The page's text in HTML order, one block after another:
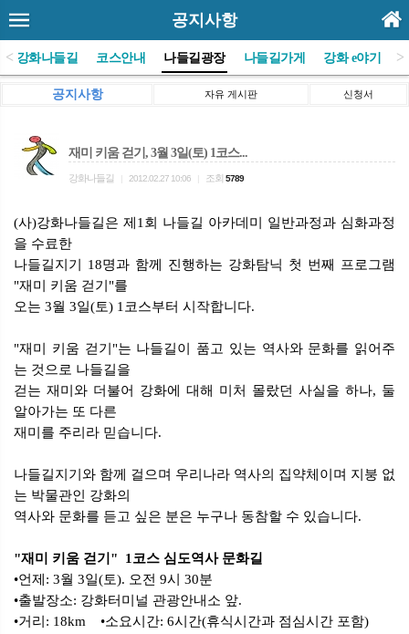
공지사항
<)강화나들길 코스안내 나들길광장 나들길가게 강화 e야기 >
공지사항 자유 게시판 신청서
재미 키움 걷기, 3월 3일(토) 1코스...
강화나들길 2012.02.27 10:06 조회 5789
(사)강화나들길은 제1회 나들길 아카데미 일반과정과 심화과정
을 수료한
나들길지기 18명과 함께 진행하는 강화탐닉 첫 번째 프로그램
"재미 키움 걷기"를
오는 3월 3일(토) 1코스부터 시작합니다.
"재미 키움 걷기"는 나들길이 품고 있는 역사와 문화를 읽어주
는 것으로 나들길을
걷는 재미와 더불어 강화에 대해 미처 몰랐던 사실을 하나, 둘
알아가는 또 다른
재미를 주리라 믿습니다.
나들길지기와 함께 걸으며 우리나라 역사의 집약체이며 지붕 없
는 박물관인 강화의
역사와 문화를 듣고 싶은 분은 누구나 동참할 수 있습니다.
"재미 키움 걷기" 1코스 심도역사 문화길
•언제: 3월 3일(토). 오전 9시 30분
•출발장소: 강화터미널 관광안내소 앞.
•거리: 18km •소요시간: 6시간(휴식시간과 점심시간 포함)